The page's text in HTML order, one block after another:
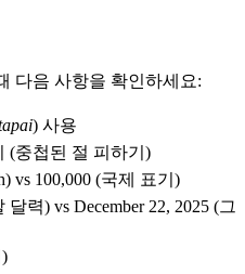
다음 사항을 확인하세요:
) 사용
(중첩된 절 피하기)
vs 100,000 (국제 표기)
달력) vs December 22, 2025 (그